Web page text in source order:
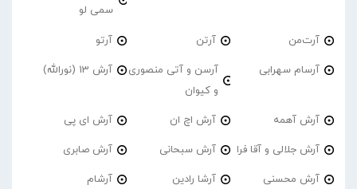
سمی لو
آرت‌من آرتن آرتو
آرسام سهرابی
آرسن و آتی منصوری
و کیوان
آرش 13 (نورالله)
آرش آهمه آرش اچ ان آرش ای پی
آرش جلالی و آقا فرا آرش سبحانی آرش صابری
آرش محسنی آرشا رادین آرشام